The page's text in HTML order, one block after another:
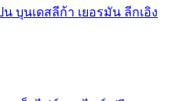
น บุนเดสลีก้า เยอรมัน ลีกเอิง